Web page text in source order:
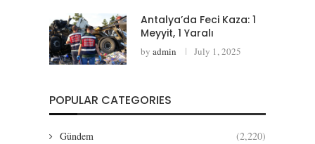
Antalya’da Feci Kaza: 1
Meyyit, 1 Yaralı
by admin July 1, 2025
POPULAR CATEGORIES
Gündem
(2,220)